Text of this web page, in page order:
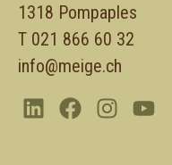
1318 Pompaples
T 021 866 60 32
info@meige.ch